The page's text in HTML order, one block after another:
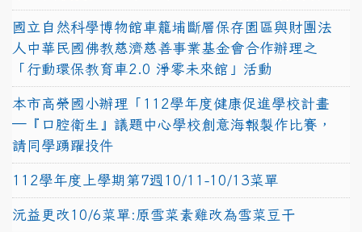
國立自然科學博物館車籠埔斷層保存園區與財團法
人中華民國佛教慈濟慈善事業基金會合作辦理之
「行動環保教育車2.0 淨零未來館」活動
本市高榮國小辦理「112學年度健康促進學校計畫
─『口腔衛生』議題中心學校創意海報製作比賽，
請同學踴躍投件
112學年度上學期第7週10/11-10/13菜單
沅益更改10/6菜單:原雪菜素雞改為雪菜豆干